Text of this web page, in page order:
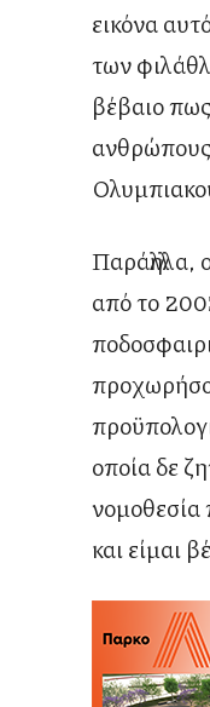
εικόνα
των
βέβαιο
ανθρώπους
από το
οποία δε
νομοθεσία
και είμαι